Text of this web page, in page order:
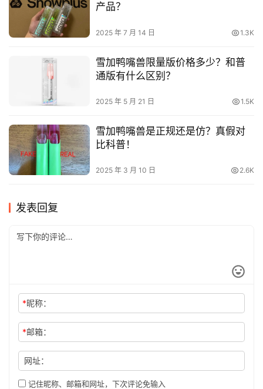
产品？
2025 年 7 月 14 日 1.3K
雪加鸭嘴兽限量版价格多少？和普
通版有什么区别？
2025 年 5 月 21 日 1.5K
雪加鸭嘴兽是正规还是仿？真假对
比科普！
2025 年 3 月 10 日 2.6K
发表回复
*昵称：
*邮箱：
网址：
记住昵称、邮箱和网址，下次评论免输入